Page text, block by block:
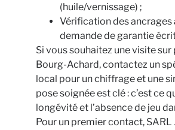
(huile/vernissage) ;
Vérification des ancrages
demande de garantie
Si vous souhaitez une visite sur
Bourg-Achard, contactez un
local pour un chiffrage et une
pose soignée est clé : c’est ce
longévité et l’absence de jeu
Pour un premier contact, SARL